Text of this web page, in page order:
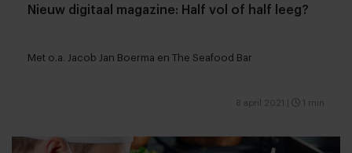
Nieuw digitaal magazine: Half vol of half leeg?
Met o.a. Jacob Jan Boerma en The Seafood Bar
8 april 2021 1 min